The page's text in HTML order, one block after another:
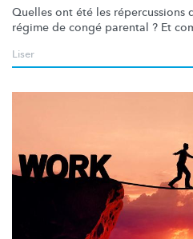
Quelles ont été les répercussions
régime de congé parental ? Et
Liser